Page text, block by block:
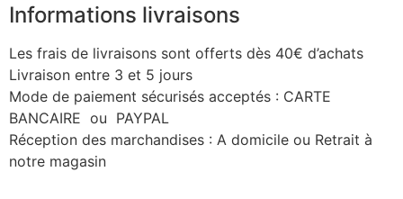
Informations livraisons
Les frais de livraisons sont offerts dès 40€ d’achats
Livraison entre 3 et 5 jours
Mode de paiement sécurisés acceptés : CARTE
BANCAIRE ou PAYPAL
Réception des marchandises : A domicile ou Retrait à
notre magasin